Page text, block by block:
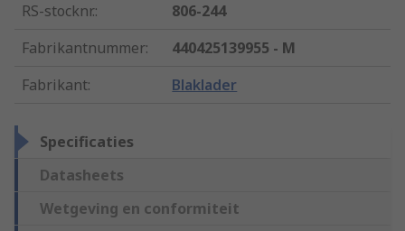
RS-stocknr.:
806-244
Fabrikantnummer:
440425139955 - M
Fabrikant: Blaklader
Specificaties
Datasheets
Wetgeving en conformiteit